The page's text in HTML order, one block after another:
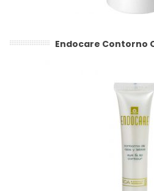
Endocare Contorno